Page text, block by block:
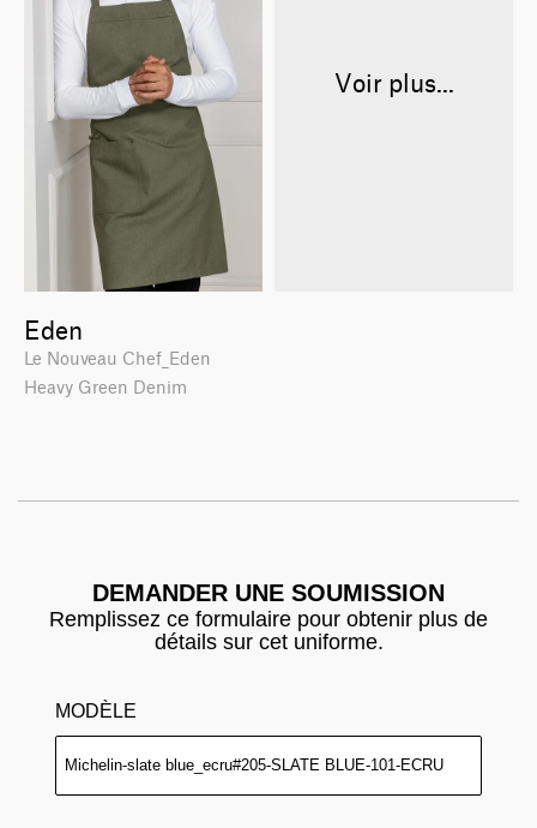
Eden
Le Nouveau Chef_Eden
Heavy Green Denim
Voir plus...
DEMANDER UNE SOUMISSION
Remplissez ce formulaire pour obtenir plus de
détails sur cet uniforme.
MODÈLE